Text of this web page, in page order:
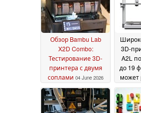
2026
Обзор Bambu Lab
X2D Combo:
Тестирование 3D-
принтера с двумя
соплами 04 June 2026
3D-
A2L
до 19
может